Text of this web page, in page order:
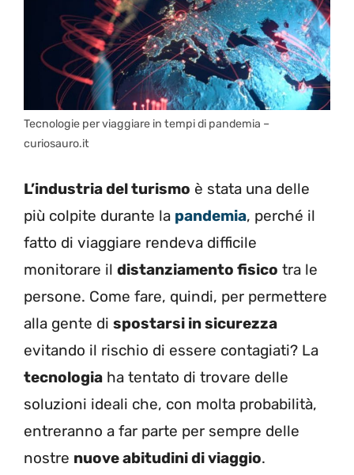
Tecnologie per viaggiare in tempi di pandemia –
curiosauro.it
L’industria del turismo è stata una delle
più colpite durante la pandemia, perché il
fatto di viaggiare rendeva difficile
monitorare il distanziamento fisico tra le
persone. Come fare, quindi, per permettere
alla gente di spostarsi in sicurezza
evitando il rischio di essere contagiati? La
tecnologia ha tentato di trovare delle
soluzioni ideali che, con molta probabilità,
entreranno a far parte per sempre delle
nostre nuove abitudini di viaggio.